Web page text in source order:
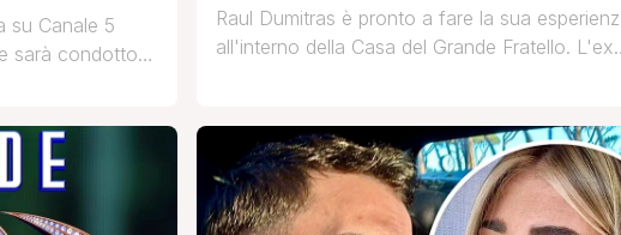
su Canale 5
sarà condotto
la diretta
i nuovi
proprio in
Raul Dumitras è pronto a fare la sua
all'interno della Casa del Grande Fratello. L'ex
villaggio delle tentazioni dove aveva messo a
dura prova la sua relazione con Martina De
Ioannon. Qui le cose tra i due non andarono
tutto [']